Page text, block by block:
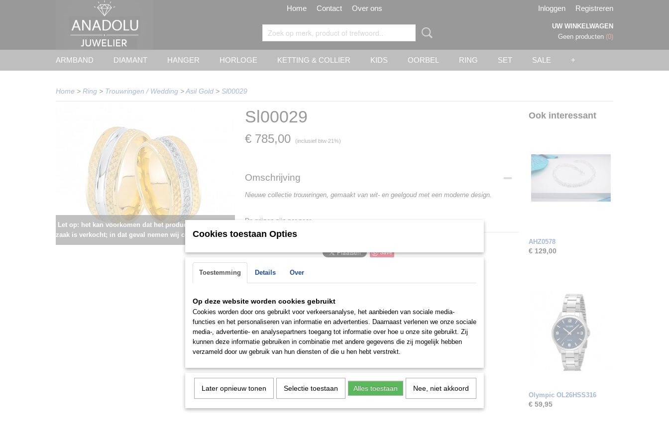
Home Contact Over ons Inloggen Registreren
UW WINKELWAGEN
Geen producten (0)
ARMBAND DIAMANT HANGER HORLOGE KETTING & COLLIER KIDS OORBEL RING SET SALE +
Home > Ring > Trouwringen / Wedding >Asil Gold > Sl00029
Let op: het kan voorkomen dat het product onlangs in de
zaak is verkocht; in dat geval nemen wij contact met u op.
Sl00029
€ 785,00 (inclusief btw 21%)
Omschrijving
Nieuwe collectie trouwringen, gemaakt van wit- en geelgoud met een moderne design.
De prijzen zijn per paar.
Save
Ook interessant
AHZ0578
€ 129,00
Olympic OL26HSS316
€ 59,95
Cookies toestaan Opties
Toestemming Details Over
Op deze website worden cookies gebruikt
Cookies worden door ons gebruikt voor verkeersanalyse, het aanbieden van sociale media-
functies en het personaliseren van informatie en advertenties. Daarnaast verlenen we onze sociale
media-, advertentie- en analysepartners toegang tot informatie over hoe u onze site gebruikt. Zij
kunnen deze informatie gebruiken in combinatie met andere gegevens die zij mogelijk hebben
verzameld door uw gebruik van hun diensten of die u hen hebt verstrekt.
Later opnieuw tonen Selectie toestaan Alles toestaan Nee, niet akkoord